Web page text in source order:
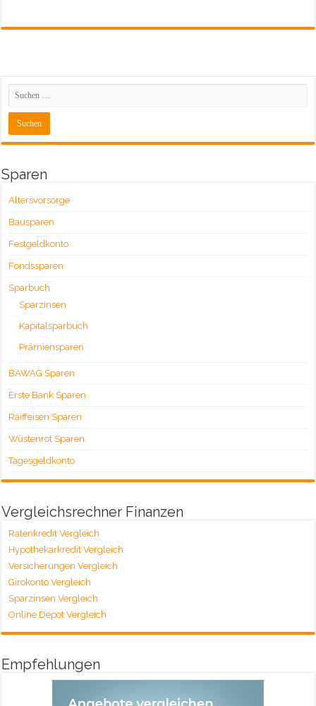
Sparen
Altersvorsorge
Bausparen
Festgeldkonto
Fondssparen
Sparbuch
Sparzinsen
Kapitalsparbuch
Prämiensparen
BAWAG Sparen
Erste Bank Sparen
Raiffeisen Sparen
Wüstenrot Sparen
Tagesgeldkonto
Vergleichsrechner Finanzen
Ratenkredit Vergleich
Hypothekarkredit Vergleich
Versicherungen Vergleich
Girokonto Vergleich
Sparzinsen Vergleich
Online Depot Vergleich
Empfehlungen